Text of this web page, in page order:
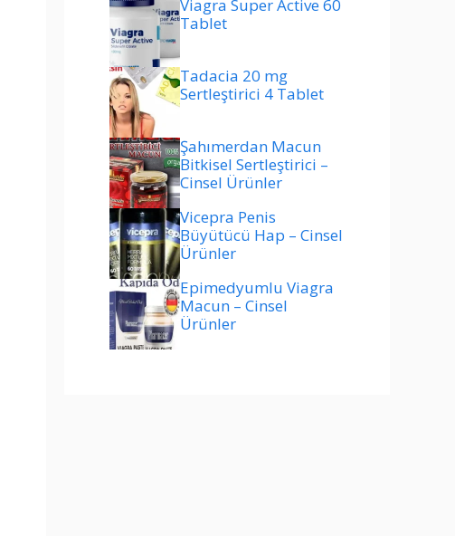
Viagra Super Active 60
Tablet
Tadacia 20 mg
Sertleştirici 4 Tablet
Şahımerdan Macun
Bitkisel Sertleştirici –
Cinsel Ürünler
Vicepra Penis
Büyütücü Hap – Cinsel
Ürünler
Epimedyumlu Viagra
Macun – Cinsel
Ürünler